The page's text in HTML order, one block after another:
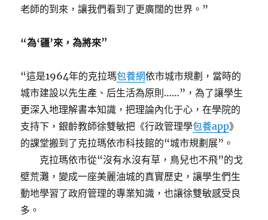
老師的到來，讓我們看到了更廣闊的世界。”
“為‘疆’來，為將來”
“這是1964年的克拉瑪包養網依市城市規劃，當時的
城市建設以先生產、后生活為原則……”，為了讓學生
更深入地理解書本知識，把理論內化于心，在學院的
支持下，銀齡教師徐雙敏把《行政管理學包養app》
的課堂搬到了克拉瑪依市科技館的“城市規劃展”。
克拉瑪依市從“沒有水沒有草，鳥兒也不飛”的戈
壁荒灘，變成一座美麗油城的真實歷史，讓學生們生
動地學習了政府管理的專業知識，也讓徐雙敏感受良
多。